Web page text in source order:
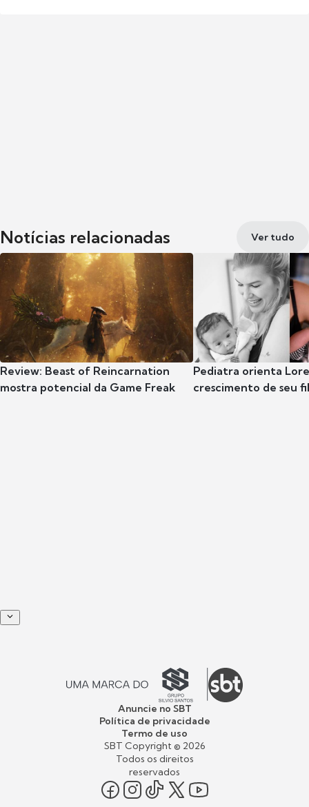
Notícias relacionadas Ver tudo
Review: Beast of Reincarnation
mostra potencial da Game Freak
Pediatra orienta
crescimento de seu
Anuncie no SBT
Política de privacidade
Termo de uso
SBT Copyright © 2026
Todos os direitos
reservados